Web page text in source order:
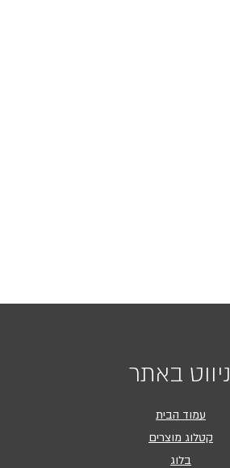
ניווט באתר
עמוד הבית
קטלוג מוצרים
בלוג